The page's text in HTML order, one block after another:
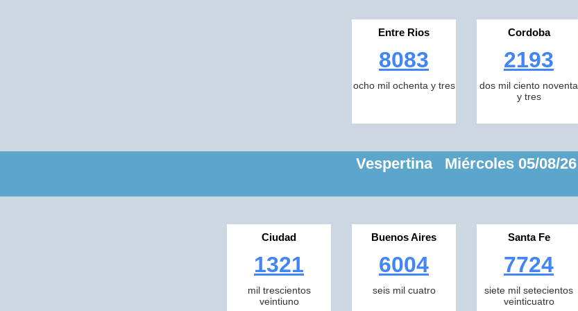
Entre Rios
8083
ocho mil ochenta y tres
Cordoba
2193
dos mil ciento noventa
y tres
Vespertina Miércoles 05/08/26
Ciudad
1321
mil trescientos
veintiuno
Buenos Aires
6004
seis mil cuatro
Santa Fe
7724
siete mil setecientos
veinticuatro